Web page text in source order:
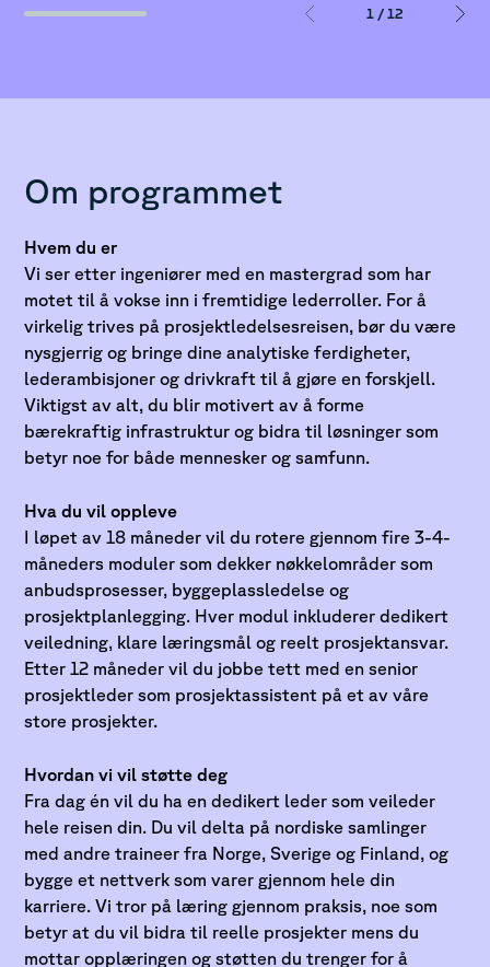
1 /12
Om programmet
Hvem du er
Vi ser etter ingeniører med en mastergrad som har
motet til å vokse inn i fremtidige lederroller. For å
virkelig trives på prosjektledelsesreisen, bør du være
nysgjerrig og bringe dine analytiske ferdigheter,
lederambisjoner og drivkraft til å gjøre en forskjell.
Viktigst av alt, du blir motivert av å forme
bærekraftig infrastruktur og bidra til løsninger som
betyr noe for både mennesker og samfunn.
Hva du vil oppleve
I løpet av 18 måneder vil du rotere gjennom fire 3-4-
måneders moduler som dekker nøkkelområder som
anbudsprosesser, byggeplassledelse og
prosjektplanlegging. Hver modul inkluderer dedikert
veiledning, klare læringsmål og reelt prosjektansvar.
Etter 12 måneder vil du jobbe tett med en senior
prosjektleder som prosjektassistent på et av våre
store prosjekter.
Hvordan vi vil støtte deg
Fra dag én vil du ha en dedikert leder som veileder
hele reisen din. Du vil delta på nordiske samlinger
med andre traineer fra Norge, Sverige og Finland, og
bygge et nettverk som varer gjennom hele din
karriere. Vi tror på læring gjennom praksis, noe som
betyr at du vil bidra til reelle prosjekter mens du
mottar opplæringen og støtten du trenger for å